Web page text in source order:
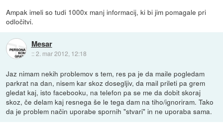
Ampak imeli so tudi 1000x manj informacij, ki bi jim pomagale pri
odločitvi.
Mesar
::2. mar 2012, 12:18
Jaz nimam nekih problemov s tem, res pa je da maile pogledam
parkrat na dan, nisem kar skoz dosegljiv, da mail prileti pa grem
gledat kaj, isto facebooku, na telefon pa se me da dobit skoraj
skoz, če delam kaj resnega še le tega dam na tiho/ignoriram. Tako
da je problem način uporabe spornih "stvari" in ne uporaba sama.